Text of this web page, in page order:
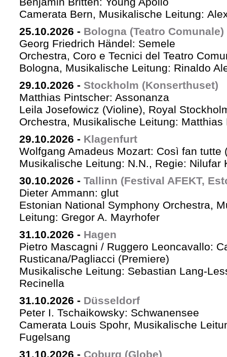
Camerata Bern, Musikalische Leitung:
25.10.2026 - Bologna (Teatro Comunale)
Georg Friedrich Händel: Semele
Orchestra, Coro e Tecnici del Teatro
Bologna, Musikalische Leitung: Rinaldo
29.10.2026 - Stockholm (Konserthuset)
Matthias Pintscher: Assonanza
Leila Josefowicz (Violine), Royal
Orchestra, Musikalische Leitung: Matthias
29.10.2026 - Klagenfurt
Wolfgang Amadeus Mozart: Così fan tutte
Musikalische Leitung: N.N., Regie: Nilufar
30.10.2026 - Tallinn (Festival AFEKT,
Dieter Ammann: glut
Estonian National Symphony Orchestra,
Leitung: Gregor A. Mayrhofer
31.10.2026 - Hagen
Pietro Mascagni / Ruggero Leoncavallo:
Rusticana/Pagliacci (Premiere)
Musikalische Leitung: Sebastian Lang-
Recinella
31.10.2026 - Düsseldorf
Peter I. Tschaikowsky: Schwanensee
Camerata Louis Spohr, Musikalische
Fugelsang
31.10.2026 - Coburg (Globe)